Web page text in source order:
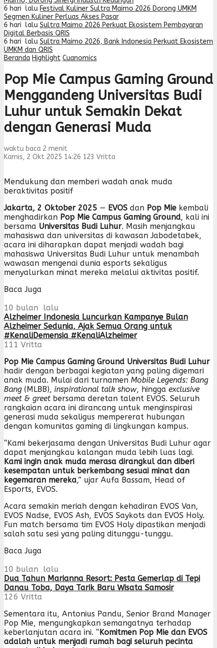
6 hari lalu Festival Kuliner Sultra Maimo 2026 Dorong UMKM
Segmen Kuliner Perluas Akses Pasar
6 hari lalu Sultra Maimo 2026 Perkuat Ekosistem Pembayaran
Digital Berbasis QRIS
6 hari lalu Sultra Maimo 2026, Bank Indonesia Perkuat Ekosistem
UMKM dan QRIS
Beranda Highlight Cuanomics
Pop Mie Campus Gaming Ground
Menggandeng Universitas Budi
Luhur untuk Semakin Dekat
dengan Generasi Muda
waktu baca 2 menit
Kamis, 2 Okt 2025 14:26 123 Vritta
Mendukung dan memberi wadah anak muda
beraktivitas positif
Jakarta, 2 Oktober 2025 — EVOS dan Pop Mie kembali
menghadirkan Pop Mie Campus Gaming Ground, kali ini
bersama Universitas Budi Luhur. Masih menjangkau
mahasiswa dan universitas di kawasan Jabodetabek,
acara ini diharapkan dapat menjadi wadah bagi
mahasiswa Universitas Budi Luhur untuk menambah
wawasan mengenai dunia esports sekaligus
menyalurkan minat mereka melalui aktivitas positif.
Baca Juga
10 bulan lalu
Alzheimer Indonesia Luncurkan Kampanye Bulan
Alzheimer Sedunia, Ajak Semua Orang untuk
#KenaliDemensia #KenaliAlzheimer
111 Vritta
Pop Mie Campus Gaming Ground Universitas Budi Luhur
hadir dengan berbagai kegiatan yang paling digemari
anak muda. Mulai dari turnamen Mobile Legends: Bang
Bang (MLBB), inspirational talk show, hingga exclusive
meet & greet bersama deretan talent EVOS. Seluruh
rangkaian acara ini dirancang untuk menginspirasi
generasi muda sekaligus mempererat hubungan
dengan komunitas gaming di lingkungan kampus.
“Kami bekerjasama dengan Universitas Budi Luhur agar
dapat menjangkau kalangan muda lebih luas lagi.
Kami ingin anak muda merasa dirangkul dan diberi
kesempatan untuk berkembang sesuai minat dan
kegemaran mereka,” ujar Aufa Bassam, Head of
Esports, EVOS.
Acara semakin meriah dengan kehadiran EVOS Van,
EVOS Nadse, EVOS Ash, EVOS Saykots dan EVOS Holy.
Fun match bersama tim EVOS Holy dipastikan menjadi
salah satu sesi yang paling ditunggu-tunggu.
Baca Juga
10 bulan lalu
Dua Tahun Marianna Resort: Pesta Gemerlap di Tepi
Danau Toba, Daya Tarik Baru Wisata Samosir
126 Vritta
Sementara itu, Antonius Pandu, Senior Brand Manager
Pop Mie, mengungkapkan semangatnya terhadap
keberlanjutan acara ini. “Komitmen Pop Mie dan EVOS
adalah untuk menjadi rumah bagi seluruh pecinta